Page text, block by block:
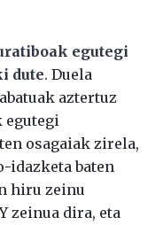
egutegi
dute. Duela
aztertuz
egutegi
osagaiak zirela,
idazketa baten
hiru zeinu
zeinua dira, eta